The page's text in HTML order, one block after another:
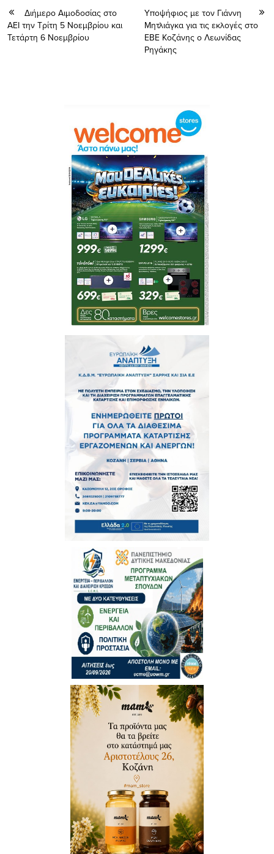
Διήμερο Αιμοδοσίας στο
ΑΕΙ την Τρίτη 5 Νοεμβρίου και
Τετάρτη 6 Νοεμβρίου
Υποψήφιος με τον Γιάννη
Μητλιάγκα για τις εκλογές στο
ΕΒΕ Κοζάνης ο Λεωνίδας
Ρηγάκης